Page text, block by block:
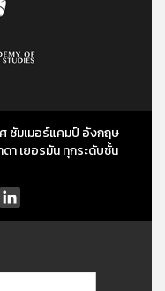
ซัมเมอร์แคมป์ อังกฤษ
า เยอรมัน ทุกระดับชั้น
LinkedIn